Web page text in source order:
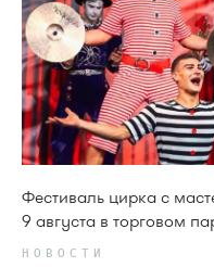
Фестиваль цирка с
9 августа в торговом
НОВОСТИ